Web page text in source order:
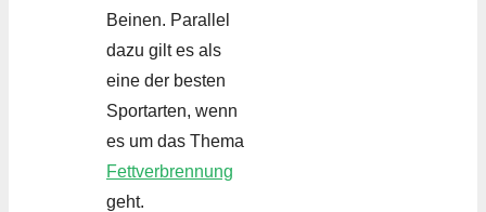
Beinen. Parallel
dazu gilt es als
eine der besten
Sportarten, wenn
es um das Thema
Fettverbrennung
geht.